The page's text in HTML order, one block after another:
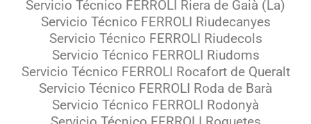
Servicio Técnico FERROLI Riera de Gaià (La)
Servicio Técnico FERROLI Riudecanyes
Servicio Técnico FERROLI Riudecols
Servicio Técnico FERROLI Riudoms
Servicio Técnico FERROLI Rocafort de Queralt
Servicio Técnico FERROLI Roda de Barà
Servicio Técnico FERROLI Rodonyà